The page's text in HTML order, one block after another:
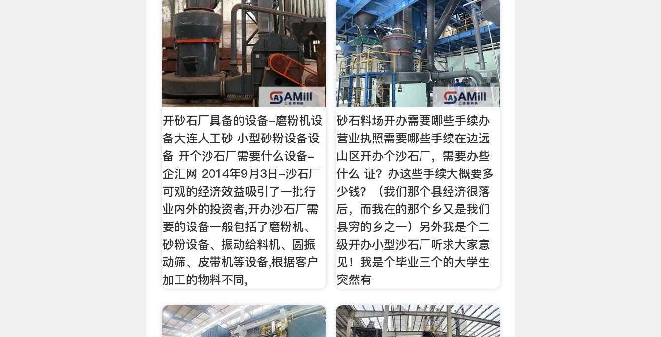
开砂石厂具备的设备-磨粉机设
备大连人工砂 小型砂粉设备设
备 开个沙石厂需要什么设备-
企汇网 2014年9月3日-沙石厂
可观的经济效益吸引了一批行
业内外的投资者,开办沙石厂需
要的设备一般包括了磨粉机、
砂粉设备、振动给料机、圆振
动筛、皮带机等设备,根据客户
加工的物料不同,
砂石料场开办需要哪些手续办
营业执照需要哪些手续在边远
山区开办个沙石厂，需要办些
什么 证？办这些手续大概要多
少钱？（我们那个县经济很落
后，而我在的那个乡又是我们
县穷的乡之一）另外我是个二
级开办小型沙石厂听求大家意
见！我是个毕业三个的大学生
突然有